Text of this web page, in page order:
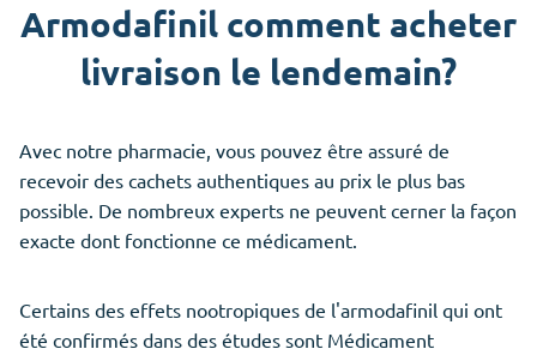
Armodafinil comment acheter
livraison le lendemain?
Avec notre pharmacie, vous pouvez être assuré de
recevoir des cachets authentiques au prix le plus bas
possible. De nombreux experts ne peuvent cerner la façon
exacte dont fonctionne ce médicament.
Certains des effets nootropiques de l'armodafinil qui ont
été confirmés dans des études sont Médicament